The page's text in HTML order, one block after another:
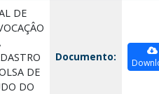
DE
DE
DO
Documento: